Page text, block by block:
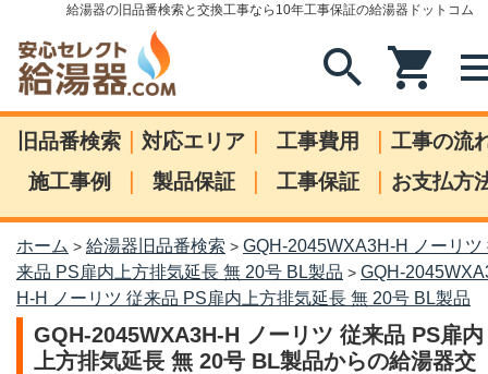
給湯器の旧品番検索と交換工事なら10年工事保証の給湯器ドットコム
search shopping_cart
旧品番検索 | 対応エリア | 工事費用 | 工事の流
施工事例
| 製品保証 | 工事保証 | お支払方
ホーム > 給湯器旧品番検索 > GQH-2045WXA3H-H ノーリツ
来品 PS扉内上方排気延長 無 20号 BL製品 > GQH-
H-H ノーリツ 従来品 PS扉内上方排気延長 無 20号 BL製品
GQH-2045WXA3H-H ノーリツ 従来品 PS扉内
上方排気延長 無 20号 BL製品からの給湯器交